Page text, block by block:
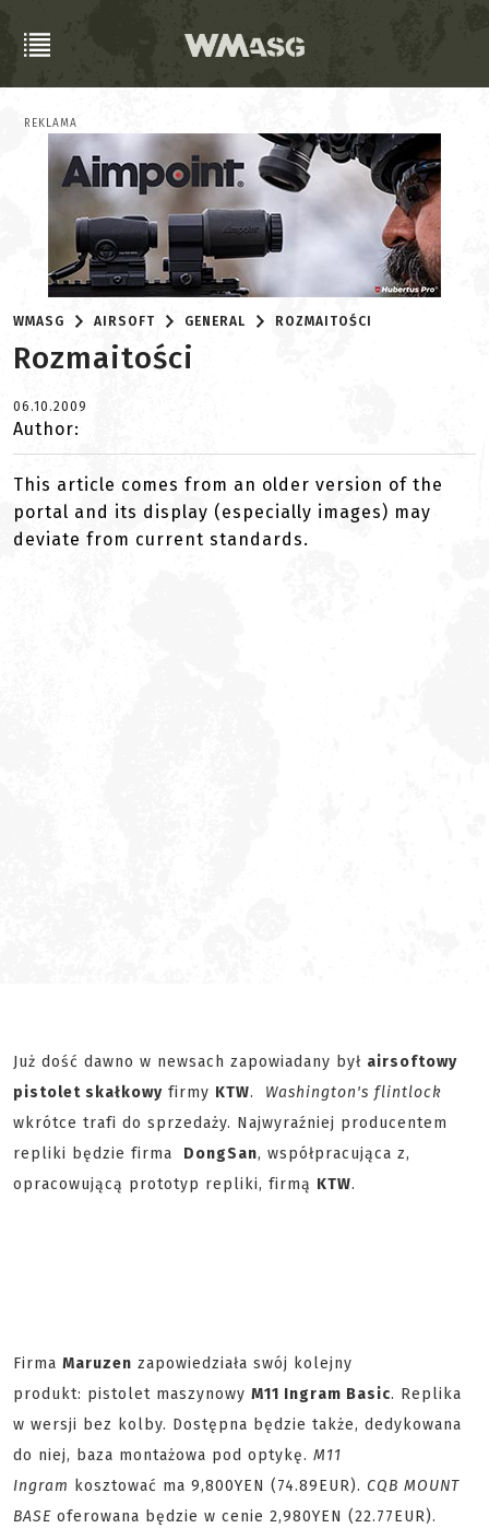
REKLAMA
WMASG AIRSOFT GENERAL ROZMAITOŚCI
Rozmaitości
06.10.2009
Author:
This article comes from an older version of the
portal and its display (especially images) may
deviate from current standards.
Już dość dawno w newsach zapowiadany był airsoftowy
pistolet skałkowy firmy KTW.
Washington's flintlock
wkrótce trafi do sprzedaży. Najwyraźniej producentem
repliki będzie firma DongSan, współpracująca z,
opracowującą prototyp repliki, firmą KTW.
Firma Maruzen zapowiedziała swój kolejny
produkt: pistolet maszynowy M11 Ingram Basic. Replika
w wersji bez kolby. Dostępna będzie także, dedykowana
do niej, baza montażowa pod optykę. M11
Ingram kosztować ma 9,800YEN (74.89EUR). CQB MOUNT
BASE oferowana będzie w cenie 2,980YEN (22.77EUR).